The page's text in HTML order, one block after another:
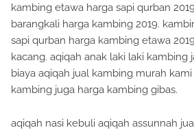
kambing etawa harga sapi qurban
barangkali harga kambing 2019.
sapi qurban harga kambing etawa
kacang. aqiqah anak laki laki kambing
biaya aqiqah jual kambing murah
kambing juga harga kambing gibas.
aqiqah nasi kebuli aqiqah assunnah